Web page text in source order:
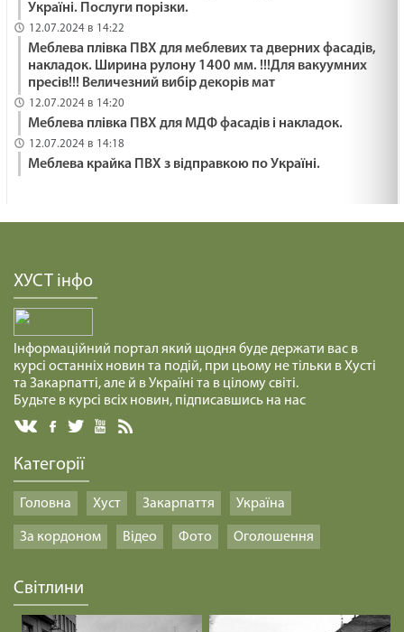
Україні. Послуги порізки.
12.07.2024 в 14:22
Меблева плівка ПВХ для меблевих та дверних фасадів,
накладок. Ширина рулону 1400 мм. !!!Для вакуумних
пресів!!! Величезний вибір декорів мат
12.07.2024 в 14:20
Меблева плівка ПВХ для МДФ фасадів і накладок.
12.07.2024 в 14:18
Меблева крайка ПВХ з відправкою по Україні.
ХУСТ інфо
Інформаційний портал який щодня буде держати вас в
курсі останніх новин та подій, при цьому не тільки в Хусті
та Закарпатті, але й в Україні та в цілому світі.
Будьте в курсі всіх новин, підписавшись на нас
Категорії
Головна Хуст Закарпаття Україна
За кордоном Відео Фото Оголошення
Світлини